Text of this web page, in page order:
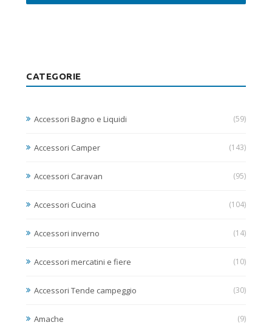
CATEGORIE
Accessori Bagno e Liquidi (59)
Accessori Camper (143)
Accessori Caravan (95)
Accessori Cucina (104)
Accessori inverno (14)
Accessori mercatini e fiere (10)
Accessori Tende campeggio (30)
Amache (9)